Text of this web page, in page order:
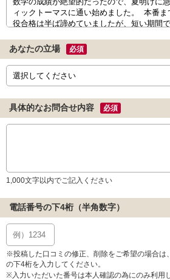
あなたの立場 必須
具体的なお問合せ内容 必須
1,000文字以内でご記入ください
電話番号の下4桁（半角数字）
※投稿した口コミの修正、削除をご希望の場合は
の下4桁を入力してください。
※入力いただいた番号は本人確認の為にのみ利用